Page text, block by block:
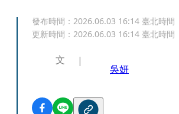
發布時間： 2026.06.03 16:14 臺北時間
更新時間： 2026.06.03 16:14 臺北時間
文
吳妍